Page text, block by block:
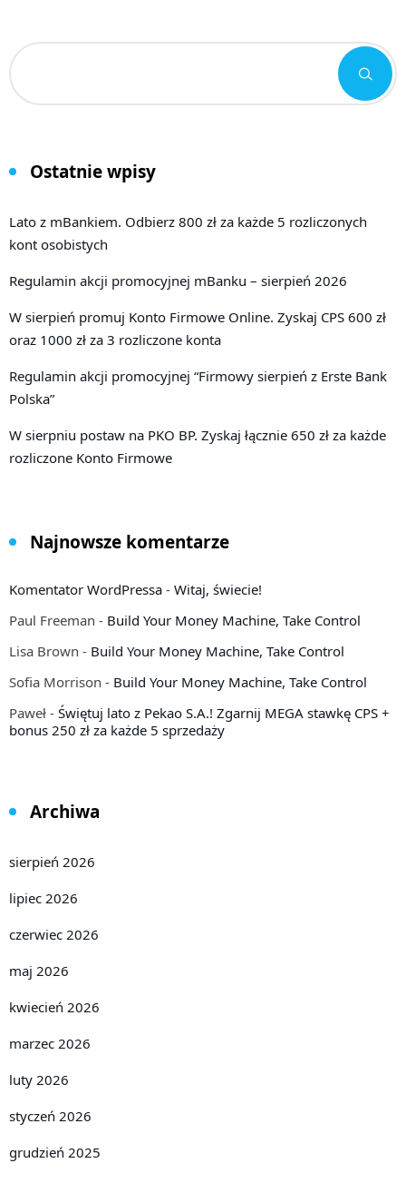
Ostatnie wpisy
Lato z mBankiem. Odbierz 800 zł za każde 5 rozliczonych
kont osobistych
Regulamin akcji promocyjnej mBanku – sierpień 2026
W sierpień promuj Konto Firmowe Online. Zyskaj CPS 600 zł
oraz 1000 zł za 3 rozliczone konta
Regulamin akcji promocyjnej “Firmowy sierpień z Erste Bank
Polska”
W sierpniu postaw na PKO BP. Zyskaj łącznie 650 zł za każde
rozliczone Konto Firmowe
Najnowsze komentarze
Komentator WordPressa - Witaj, świecie!
Paul Freeman - Build Your Money Machine, Take Control
Lisa Brown - Build Your Money Machine, Take Control
Sofia Morrison - Build Your Money Machine, Take Control
Paweł - Świętuj lato z Pekao S.A.! Zgarnij MEGA stawkę CPS +
bonus 250 zł za każde 5 sprzedaży
Archiwa
sierpień 2026
lipiec 2026
czerwiec 2026
maj 2026
kwiecień 2026
marzec 2026
luty 2026
styczeń 2026
grudzień 2025